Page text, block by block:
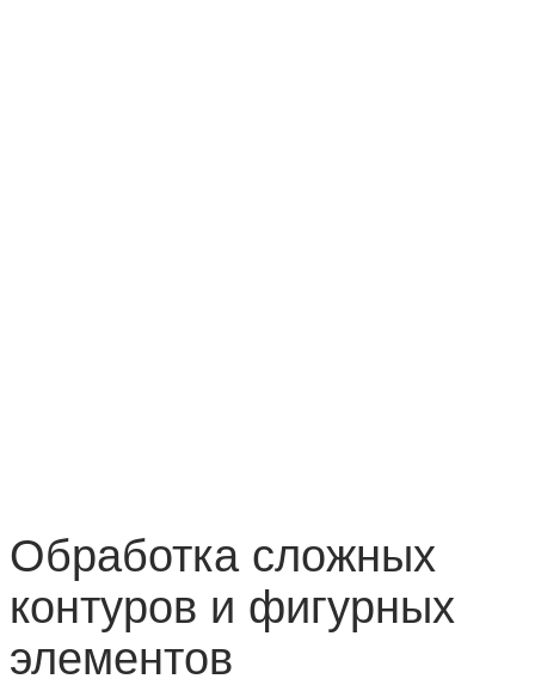
Обработка сложных
контуров и фигурных
элементов